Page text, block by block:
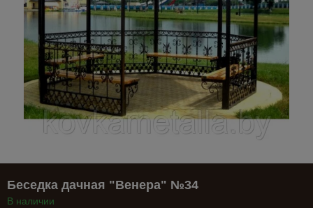
Беседка дачная "Венера" №34
В наличии